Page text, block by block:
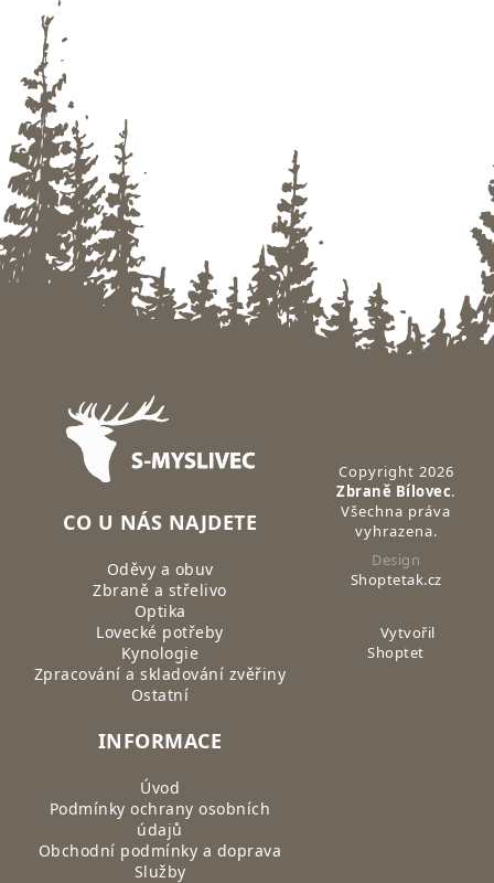
Zápatí
CO U NÁS NAJDETE
Oděvy a obuv
Zbraně a střelivo
Optika
Lovecké potřeby
Kynologie
Zpracování a skladování zvěřiny
Ostatní
INFORMACE
Úvod
Podmínky ochrany osobních
údajů
Obchodní podmínky a doprava
Služby
Copyright 2026
Zbraně Bílovec.
Všechna práva
vyhrazena.
Design
Shoptetak.cz
Vytvořil
Shoptet